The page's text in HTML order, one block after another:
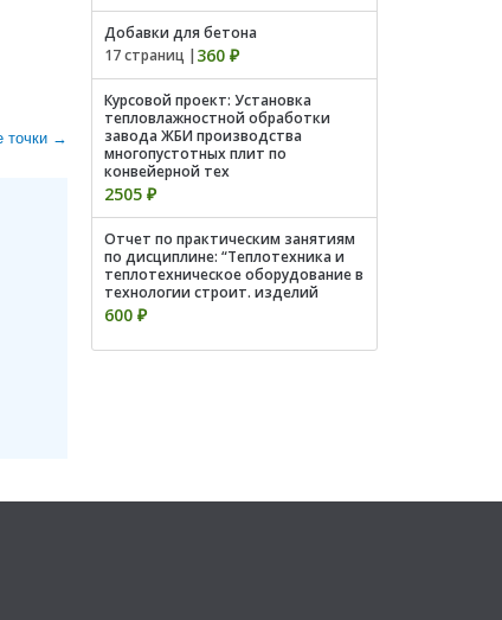
точки →
Добавки для бетона
17 страниц | 360 ₽
Курсовой проект: Установка
тепловлажностной обработки
завода ЖБИ производства
многопустотных плит по
конвейерной тех
2505 ₽
Отчет по практическим занятиям
по дисциплине: “Теплотехника и
теплотехническое оборудование в
технологии строит. изделий
600 ₽